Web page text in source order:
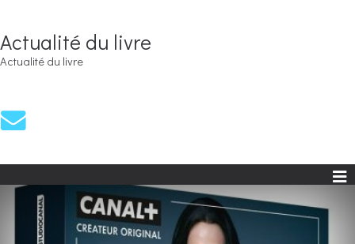
Actualité du livre
Actualité du livre